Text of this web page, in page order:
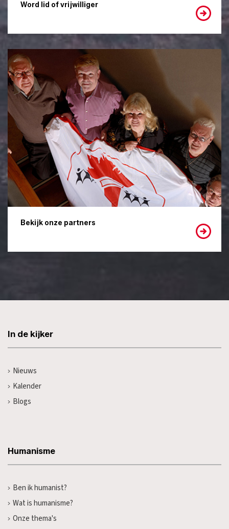
Word lid of vrijwilliger
Bekijk onze partners
In de kijker
Nieuws
Kalender
Blogs
Humanisme
Ben ik humanist?
Wat is humanisme?
Onze thema's